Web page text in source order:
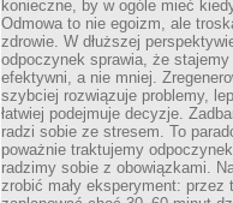
konieczne, by w ogóle mieć
Odmowa to nie egoizm, ale
zdrowie. W dłuższej
odpoczynek sprawia, że stajemy
efektywni, a nie mniej.
szybciej rozwiązuje problemy,
łatwiej podejmuje decyzje.
radzi sobie ze stresem. To
poważnie traktujemy
radzimy sobie z obowiązkami.
zrobić mały eksperyment: przez